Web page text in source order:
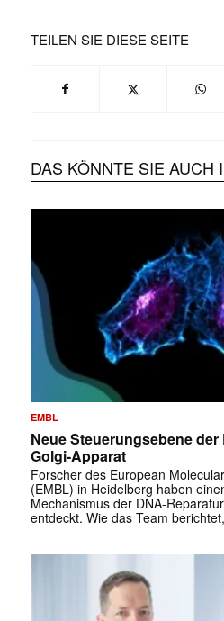
TEILEN SIE DIESE SEITE
DAS KÖNNTE SIE AUCH
EMBL
Neue Steuerungsebene
Golgi-Apparat
Forscher des European
(EMBL) in Heidelberg haben
Mechanismus der DNA-
entdeckt. Wie das Team